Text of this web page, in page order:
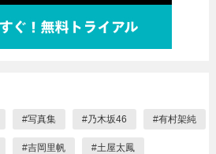
#写真集 #乃木坂46 #有村架純
#吉岡里帆 #土屋太鳳